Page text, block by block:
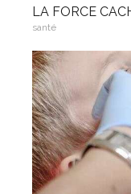
LA FORCE
santé